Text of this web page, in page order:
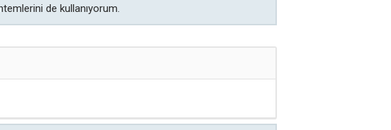
de kullanıyorum.